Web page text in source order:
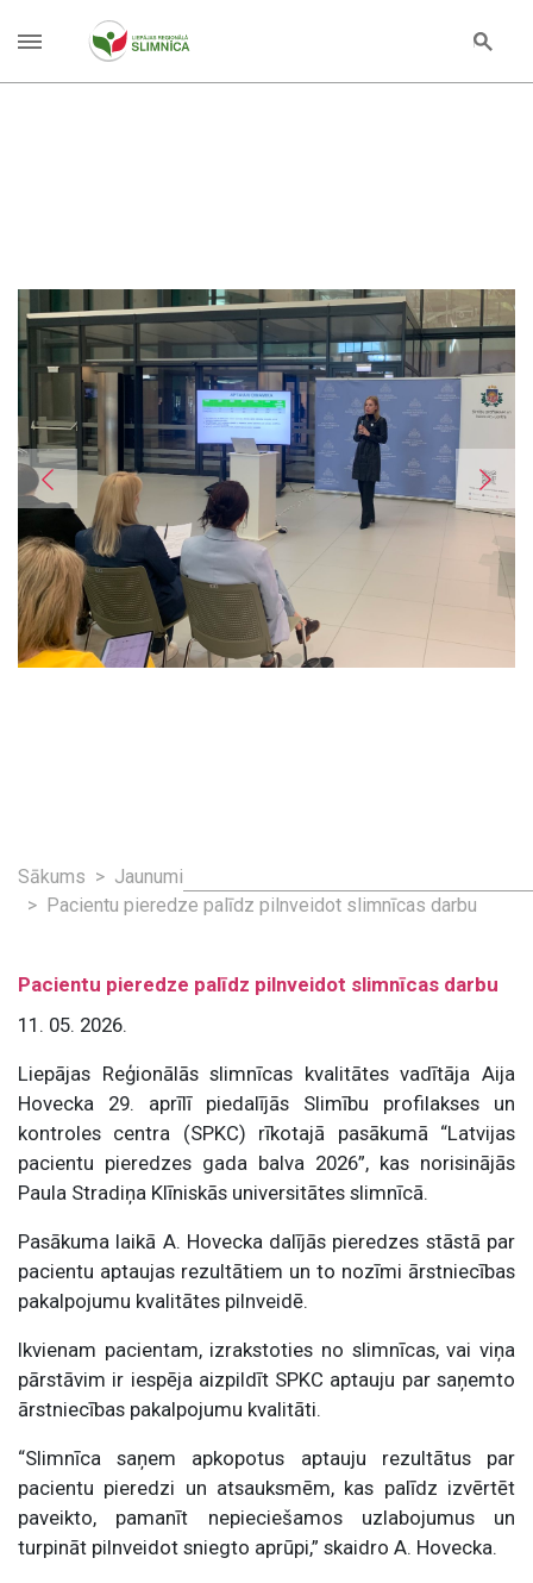
Sākums
Jaunumi
Pacientu pieredze palīdz pilnveidot slimnīcas darbu
Pacientu pieredze palīdz pilnveidot slimnīcas darbu
11. 05. 2026.
Liepājas Reģionālās slimnīcas kvalitātes vadītāja Aija
Hovecka 29. aprīlī piedalījās Slimību profilakses un
kontroles centra (SPKC) rīkotajā pasākumā “Latvijas
pacientu pieredzes gada balva 2026”, kas norisinājās
Paula Stradiņa Klīniskās universitātes slimnīcā.
Pasākuma laikā A. Hovecka dalījās pieredzes stāstā par
pacientu aptaujas rezultātiem un to nozīmi ārstniecības
pakalpojumu kvalitātes pilnveidē.
Ikvienam pacientam, izrakstoties no slimnīcas, vai viņa
pārstāvim ir iespēja aizpildīt SPKC aptauju par saņemto
ārstniecības pakalpojumu kvalitāti.
“Slimnīca saņem apkopotus aptauju rezultātus par
pacientu pieredzi un atsauksmēm, kas palīdz izvērtēt
paveikto, pamanīt nepieciešamos uzlabojumus un
turpināt pilnveidot sniegto aprūpi,” skaidro A. Hovecka.